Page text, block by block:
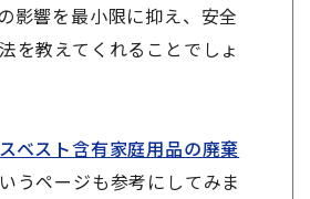
影響を最小限に抑え、安全
を教えてくれることでしょ
ベスト含有家庭用品の廃棄
うページも参考にしてみま